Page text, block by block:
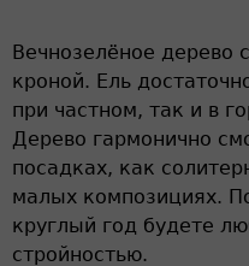
Вечнозелёное дерево
кроной. Ель
при частном, так и в
Дерево гармонично
посадках, как
малых композициях.
круглый год будете
стройностью.